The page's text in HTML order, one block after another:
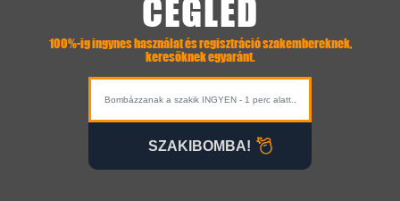
CEGLÉD
100%-ig ingynes használat és regisztráció szakembereknek,
keresőknek egyaránt.
SZAKIBOMBA!